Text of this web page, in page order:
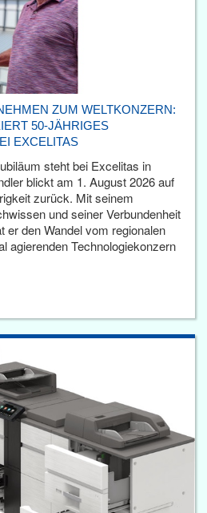
ZUM WELTKONZERN:
50-JÄHRIGES
EXCELITAS
steht bei Excelitas in
blickt am 1. August 2026 auf
zurück. Mit seinem
und seiner Verbundenheit
er den Wandel vom regionalen
agierenden Technologiekonzern